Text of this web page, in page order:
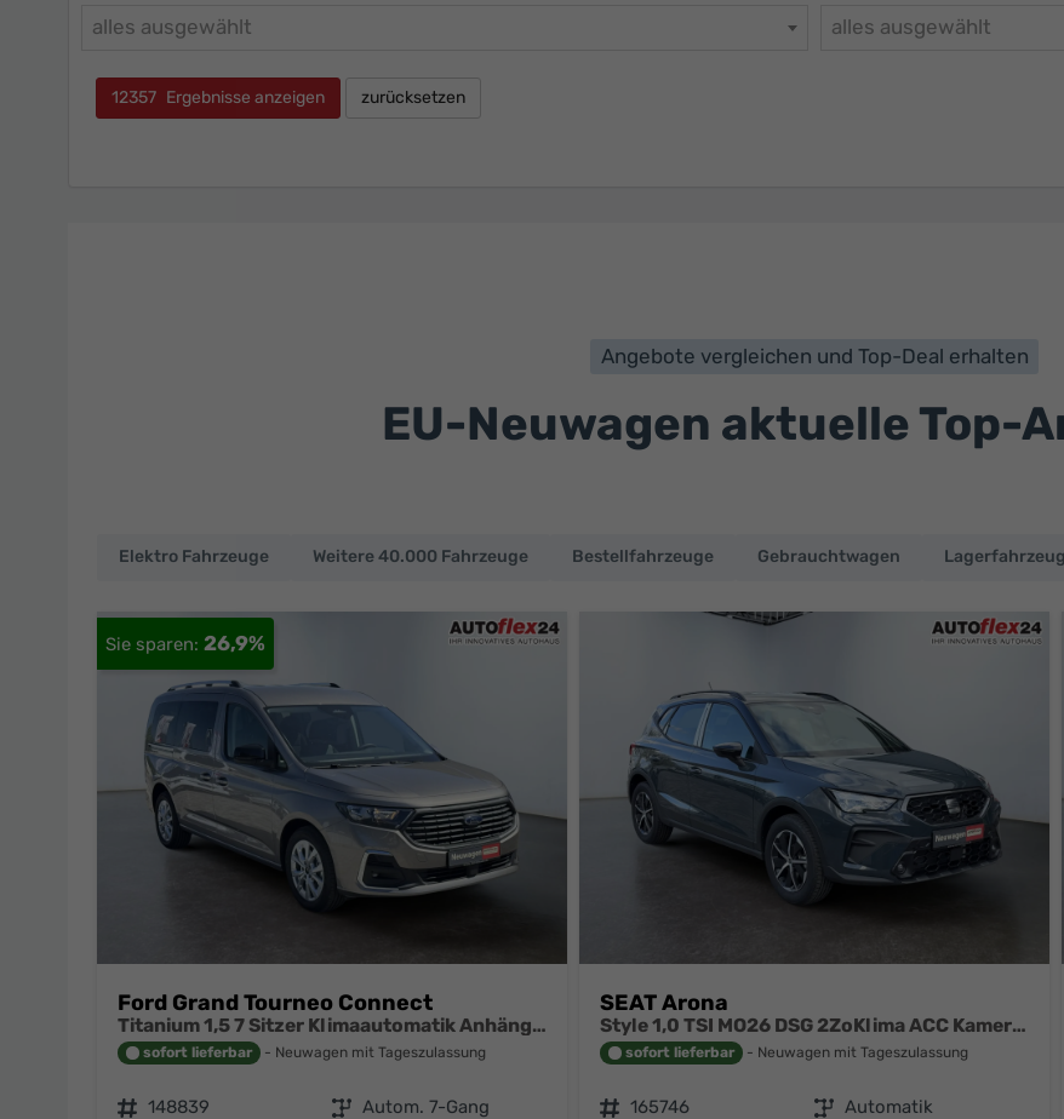
alles ausgewählt
alles ausgewählt
12357 Ergebnisse anzeigen zurücksetzen
Angebote vergleichen und Top-Deal erhalten
EU-Neuwagen aktuelle Top-
Neuwagen
und
deutsche
Fahrzeuge
Top-
Preisen
Elektro Fahrzeuge Weitere 40.000 Fahrzeuge Bestellfahrzeuge Gebrauchtwagen
26,9%
Ford Grand Tourneo Connect
Titanium 1,5 7 Sitzer Klimaautomatik Anhängerkupplung Sitzheizung Einparkhilfe Kamera 17 Zoll Leichtmetall ACC
sofort lieferbar Neuwagen mit Tageszulassung
Fahrzeugnr. 148839 Getriebe Autom. 7-Gang
SEAT Arona
Style 1,0 TSI MO26 DSG 2ZoKlima ACC Kamera Sitzheizung Einparkhilfe Apple Car Play 5J Garantie
sofort lieferbar Neuwagen mit Tageszulassung
Fahrzeugnr. 165746 Getriebe Automatik